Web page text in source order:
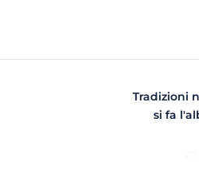
Tradizioni
si fa